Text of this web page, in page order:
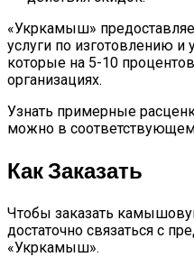
«Укркамыш»
услуги по изготовлению
которые на 5-10
организациях.
Узнать примерные
можно в соответствующем
Как Заказать
Чтобы заказать
достаточно связаться с
«Укркамыш».